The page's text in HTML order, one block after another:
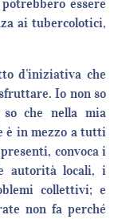
essere
ai tubercolotici,
d’iniziativa che
Io non so
che nella mia
è in mezzo a tutti
convoca i
autorità locali, i
collettivi; e
non fa perché